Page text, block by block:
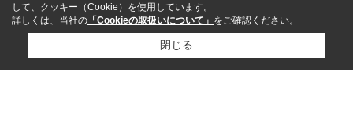
して、クッキー（Cookie）を使用しています。
詳しくは、当社の 「Cookieの取扱いについて」 をご確認ください。
閉じる